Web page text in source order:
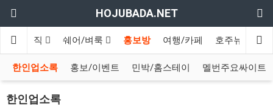
HOJUBADA.NET
구인/구직 쉐어/벼룩 홍보방 여행/카페 호주뉴스
한인업소록 홍보/이벤트 민박/홈스테이 멜번주요싸이트
한인업소록